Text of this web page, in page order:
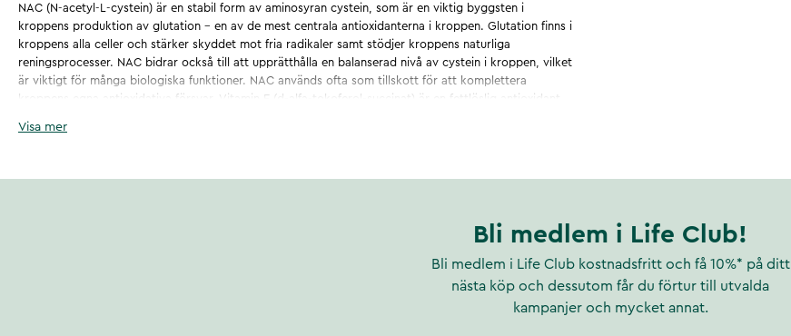
NAC (N-acetyl-L-cystein) är en stabil form av aminosyran cystein, som är en viktig byggsten i
kroppens produktion av glutation – en av de mest centrala antioxidanterna i kroppen. Glutation finns i
kroppens alla celler och stärker skyddet mot fria radikaler samt stödjer kroppens naturliga
reningsprocesser. NAC bidrar också till att upprätthålla en balanserad nivå av cystein i kroppen, vilket
är viktigt för många biologiska funktioner. NAC används ofta som tillskott för att komplettera
kroppens egna antioxidativa försvar. Vitamin E (d-alfa-tokoferol-succinat) är en fettlöslig antioxidant
Kalciumaskorbat är en skonsam, syraneutral form av C-vitamin som också bidrar till att skydda
sig öka bioupptaget av aminosyror, vitaminer och mineraler genom att stödja upptaget i
tarmcellerna. Det gör detta genom att påverka proteiner i tarmslemhinnan (bl.a. SGLT1 och CAT1)
som ansvarar för näringsupptag. Resultatet blir en förbättrad tillgänglighet av näringsämnen till
kroppen. I samband med träning tas NAC Synergy med fördel innan träningspasset. Aminosyror tas
Synergy är veganskt certifierad av Djurens Rätt och fri från gluten, socker, soja och laktos. Produkten
Visa mer
Bli medlem i Life Club!
Bli medlem i Life Club kostnadsfritt och få 10%* på ditt
nästa köp och dessutom får du förtur till utvalda
kampanjer och mycket annat.